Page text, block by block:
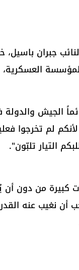
​جبران
الجيش والدولة
لم تخرجوا
التيار تلبّون".
من دون أن
أن نغيب عنه